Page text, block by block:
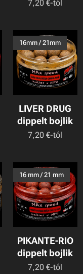
7,20 €-tól
LIVER DRUG
dippelt bojlik
16mm / 21mm
7,20 €-tól
PIKANTE-RIO
dippelt bojlik
16 mm / 21 mm
7,20 €-tól